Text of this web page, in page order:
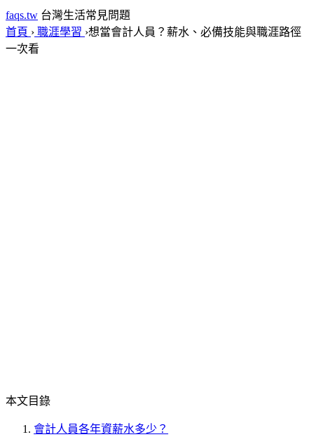
faqs.tw 台灣生活常見問題
首頁 › 職涯學習 ›想當會計人員？薪水、必備技能與職涯路徑
一次看
本文目錄
會計人員各年資薪水多少？